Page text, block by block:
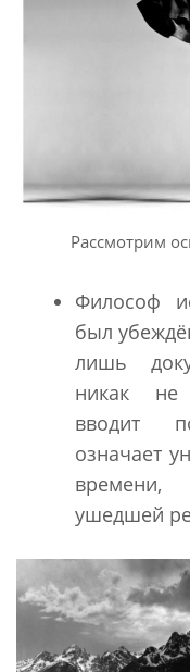
Рассмотрим
Философ
был
лишь
никак не
вводит
означает
ушедшей